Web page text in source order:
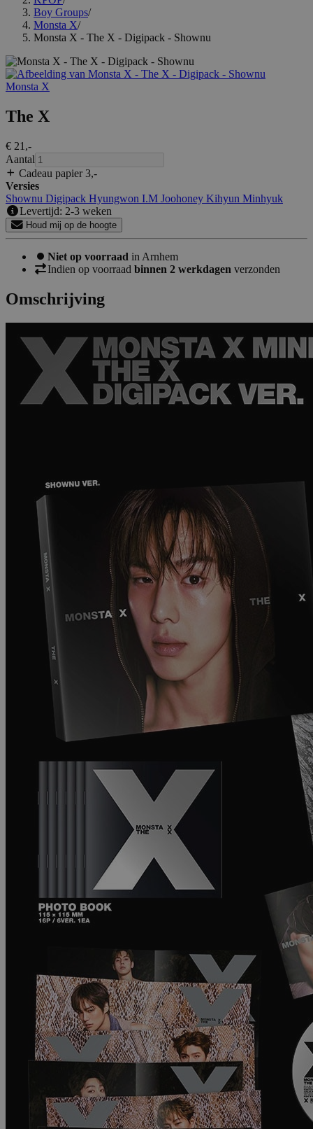
Boy Groups/
Monsta X/
Monsta X - The X - Digipack - Shownu
Monsta X
The X
€ 21 ,-
Aantal
Cadeau papier 3,-
Versies
Shownu Digipack Hyungwon I.M Joohoney Kihyun Minhyuk
Levertijd: 2-3 weken
Houd mij op de hoogte
Niet op voorraad in Arnhem
Indien op voorraad binnen 2 werkdagen verzonden
Omschrijving